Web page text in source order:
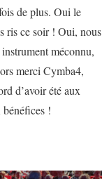
de plus. Oui le
ris ce soir ! Oui, nous
méconnu,
merci Cymba4,
d’avoir été aux
!